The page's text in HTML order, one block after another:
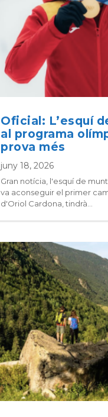
Oficial: L’esquí
al programa
prova més
juny 18, 2026
Gran notícia, l'esquí de
va aconseguir el primer
d'Oriol Cardona, tindrà...